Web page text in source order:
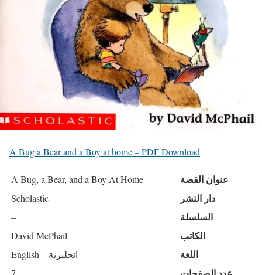
A Bug a Bear and a Boy at home – PDF Download
A Bug, a Bear, and a Boy At Home عنوان القصة
Scholastic دار النشر
– السلسلة
David McPhail الكاتب
English – انجليزية اللغة